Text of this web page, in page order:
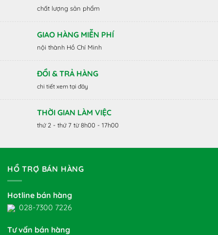
chất lượng sản phẩm
GIAO HÀNG MIỄN PHÍ
nội thành Hồ Chí Minh
ĐỔI & TRẢ HÀNG
chi tiết xem tại đây
THỜI GIAN LÀM VIỆC
thứ 2 - thứ 7 từ 8h00 - 17h00
HỔ TRỢ BÁN HÀNG
Hotline bán hàng
028-7300 7226
Tư vấn bán hàng